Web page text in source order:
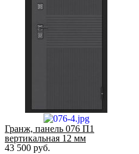
Гранж, панель 076 П1
вертикальная 12 мм
43 500 руб.